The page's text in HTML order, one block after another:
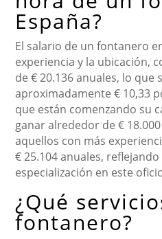
España?
El salario de un fontanero
experiencia y la ubicación,
de € 20.136 anuales, lo que
aproximadamente € 10,33
que están comenzando su
ganar alrededor de €
aquellos con más
€ 25.104 anuales,
especialización en este
¿Qué
fontanero?